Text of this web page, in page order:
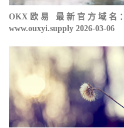
OKX欧易 最新官方域名：
www.ouxyi.supply 2026-03-06